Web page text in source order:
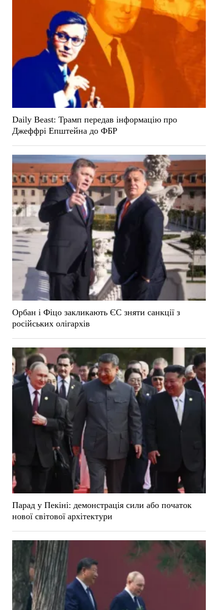
Daily Beast: Трамп передав інформацію про
Джеффрі Епштейна до ФБР
Орбан і Фіцо закликають ЄС зняти санкції з
російських олігархів
Парад у Пекіні: демонстрація сили або початок
нової світової архітектури